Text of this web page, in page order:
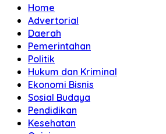
Home
Advertorial
Daerah
Pemerintahan
Politik
Hukum dan Kriminal
Ekonomi Bisnis
Sosial Budaya
Pendidikan
Kesehatan